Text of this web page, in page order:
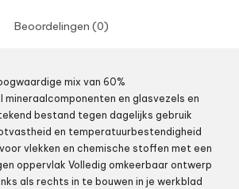
Beoordelingen (0)
mix van 60%
en glasvezels en
bestand tegen dagelijks gebruik
en temperatuurbestendigheid
vlekken en chemische stoffen met een
oppervlak Volledig omkeerbaar ontwerp
als rechts in te bouwen in je werkblad